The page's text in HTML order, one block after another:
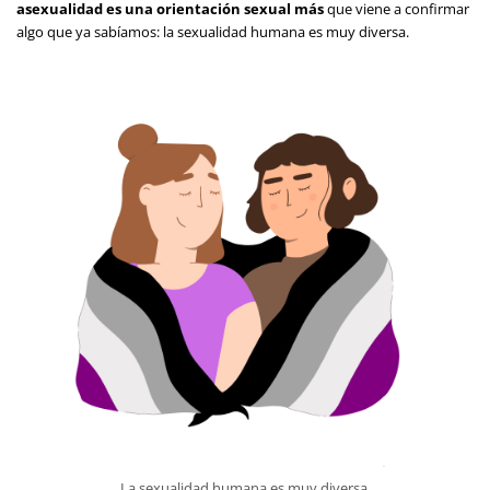
asexualidad es una orientación sexual másque viene a confirmar
algo que ya sabíamos: la sexualidad humana es muy diversa.